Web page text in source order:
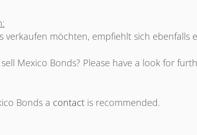
verkaufen möchten, empfiehlt sich ebenfalls
Mexico Bonds? Please have a look for
Bonds a contact is recommended.